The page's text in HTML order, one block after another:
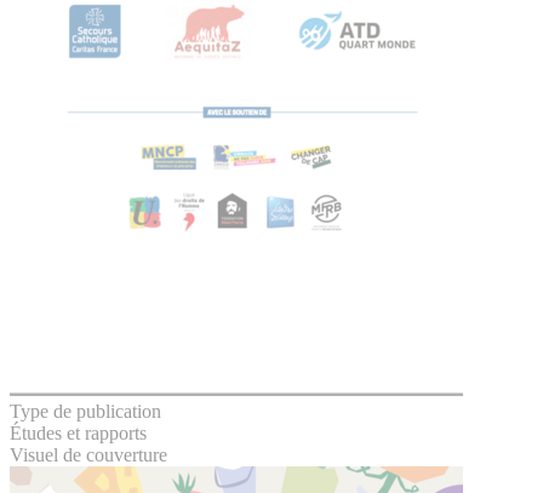
Type de publication
Études et rapports
Visuel de couverture